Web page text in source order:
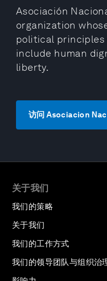
Asociación
organization
political principles
include human
liberty.
访问 Asociacion
关于我们
我们的策略
关于我们
我们的工作方式
我们的领导团队与组织治